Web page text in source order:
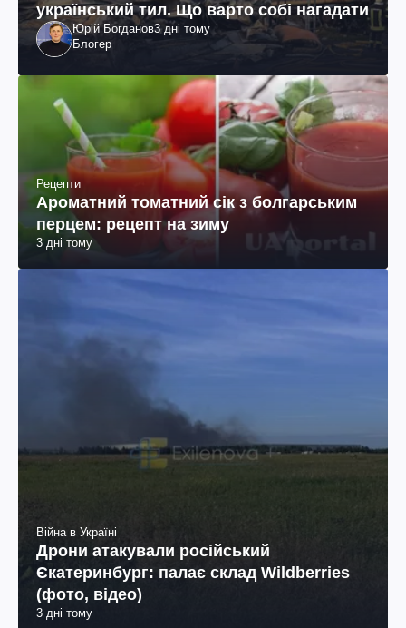
український тил. Що варто собі нагадати
Юрій Богданов3 дні тому
Блогер
Рецепти
Ароматний томатний сік з болгарським
перцем: рецепт на зиму
3 дні тому
Війна в Україні
Дрони атакували російський
Єкатеринбург: палає склад Wildberries
(фото, відео)
3 дні тому